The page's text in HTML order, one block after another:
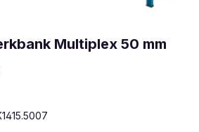
Multiplex 50 mm